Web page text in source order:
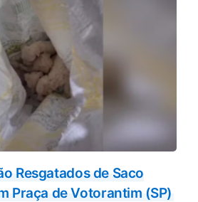
Resgatados de Saco
Praça de Votorantim (SP)